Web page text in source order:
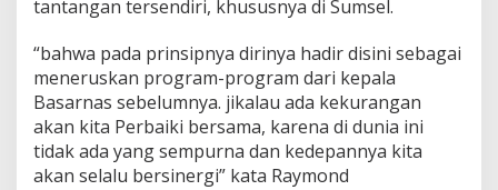
tantangan tersendiri, khususnya di Sumsel.
“bahwa pada prinsipnya dirinya hadir disini sebagai
meneruskan program-program dari kepala
Basarnas sebelumnya. jikalau ada kekurangan
akan kita Perbaiki bersama, karena di dunia ini
tidak ada yang sempurna dan kedepannya kita
akan selalu bersinergi” kata Raymond